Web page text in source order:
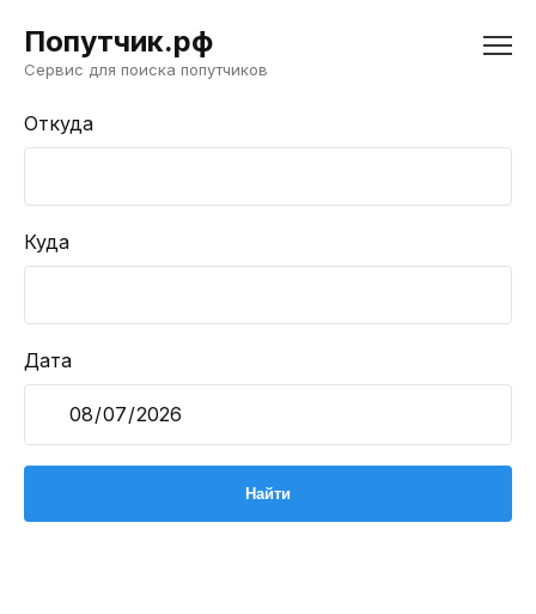
Попутчик.рф
Сервис для поиска попутчиков
Откуда
Куда
Дата